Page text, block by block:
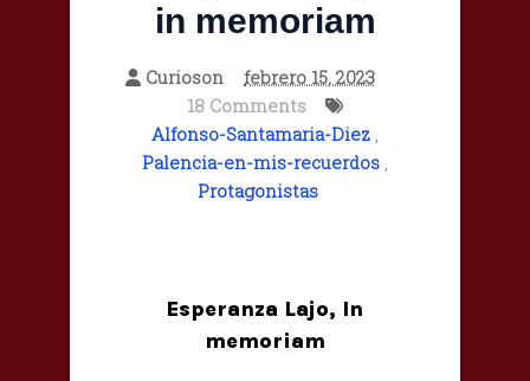
in memoriam
Curioson
febrero 15, 2023
18 Comments
Alfonso-Santamaria-Diez ,
Palencia-en-mis-recuerdos ,
Protagonistas
Esperanza Lajo, In
memoriam